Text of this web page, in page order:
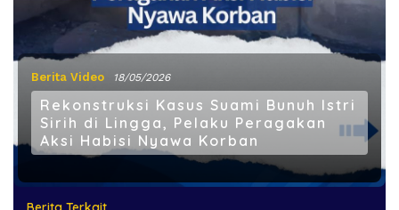
Berita Video 18/05/2026
Rekonstruksi Kasus Suami Bunuh Istri
Sirih di Lingga, Pelaku Peragakan
Aksi Habisi Nyawa Korban